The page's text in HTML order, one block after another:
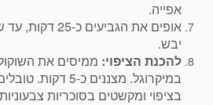
אפייה.
אופים את
יבש.
להכנת הציפוי: ממיסים את
במיקרוגל. מצננים
בציפוי ומקשטים בסוכריות